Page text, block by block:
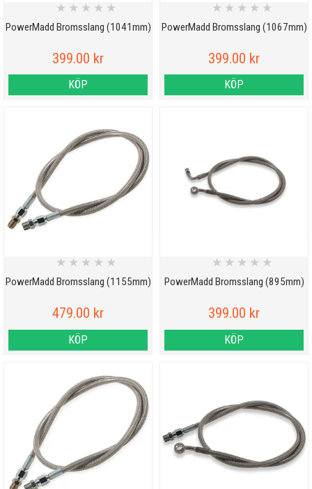
PowerMadd Bromsslang (1041mm)
★ ★ ★ ★ ★
399.00 kr
KÖP
PowerMadd Bromsslang (1067mm)
★ ★ ★ ★ ★
399.00 kr
KÖP
PowerMadd Bromsslang (1155mm)
★ ★ ★ ★ ★
479.00 kr
KÖP
PowerMadd Bromsslang (895mm)
★ ★ ★ ★ ★
399.00 kr
KÖP